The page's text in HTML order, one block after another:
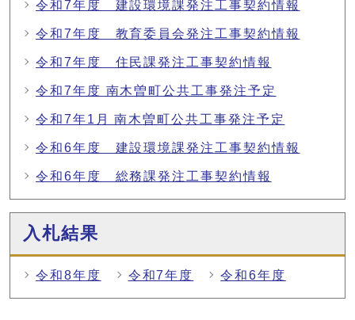
令和7年度 建設環境課発注工事契約情報
令和7年度 教育委員会発注工事契約情報
令和7年度 住民課発注工事契約情報
令和7年度 南木曽町公共工事発注予定
令和7年1月 南木曽町公共工事発注予定
令和6年度 建設環境課発注工事契約情報
令和6年度 総務課発注工事契約情報
入札結果
令和8年度 令和7年度 令和6年度